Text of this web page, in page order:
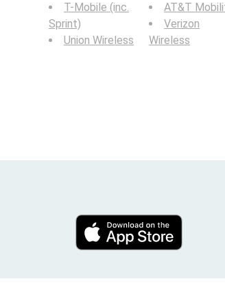
T-Mobile (inc.
Sprint)
Union Wireless
AT&T
Verizon
Wireless